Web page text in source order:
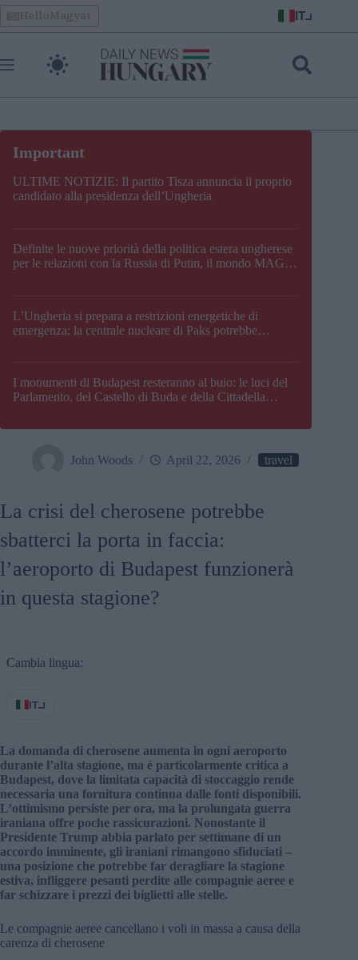
Skip
to
content
HelloMagyar IT
ULTIME NOTIZIE: Il partito Tisza annuncia il proprio
candidato alla presidenza dell’Ungheria
Definite le nuove priorità della politica estera ungherese
per le relazioni con la Russia di Putin, il mondo MAGA,
L’Ungheria si prepara a restrizioni energetiche di
emergenza; la centrale nucleare di Paks potrebbe
I monumenti di Budapest resteranno al buio: le luci del
Parlamento, del Castello di Buda e della Cittadella
John Woods April 22, 2026 travel
La crisi del cherosene potrebbe
sbatterci la porta in faccia:
l’aeroporto di Budapest funzionerà
in questa stagione?
Cambia lingua:
IT
La domanda di cherosene aumenta in ogni aeroporto
durante l’alta stagione, ma è particolarmente critica a
Budapest, dove la limitata capacità di stoccaggio rende
necessaria una fornitura continua dalle fonti disponibili.
L’ottimismo persiste per ora, ma la prolungata guerra
iraniana offre poche rassicurazioni. Nonostante il
Presidente Trump abbia parlato per settimane di un
accordo imminente, gli iraniani rimangono sfiduciati –
una posizione che potrebbe far deragliare la stagione
estiva, infliggere pesanti perdite alle compagnie aeree e
far schizzare i prezzi dei biglietti alle stelle.
Le compagnie aeree cancellano i voli in massa a causa della
carenza di cherosene